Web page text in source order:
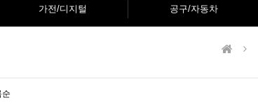
가전/디지털 공구/자동차
순